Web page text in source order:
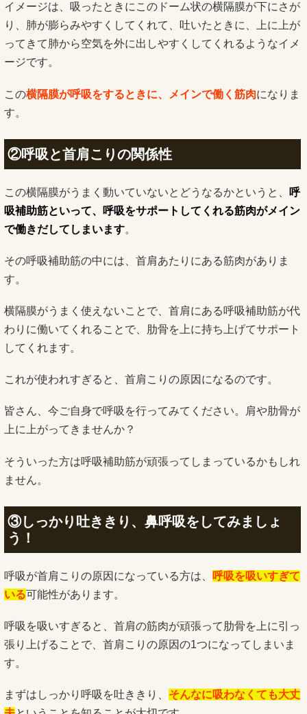
イメージは、吸ったときにこのドーム状の横隔膜が下にさが
り、肺が膨らみやすくしてくれて、吐いたときに、上に上が
ってきて肺から空気を外に出しやすくしてくれるようなイメ
ージです。
この横隔膜が呼吸をするときに、メインで働く筋肉になりま
す。
②呼吸と首肩こりの関係性
この横隔膜がうまく動いていないとどうなるかというと、
呼
吸補助筋といって、呼吸をサポートしてくれる筋肉がメイン
で働きだしてしまいます。
その呼吸補助筋の中には、首肩あたりにある筋肉がありま
す。
横隔膜がうまく使えないことで、首肩にある呼吸補助筋が代
わりに働いてくれることで、肋骨を上に持ち上げてサポート
してくれます。
これが使われすぎると、首肩こりの原因になるのです。
皆さん、今ご自身で呼吸を行ってみてください。肩や肋骨が
上に上がってきませんか？
そういった方は呼吸補助筋が頑張ってしまっているかもしれ
ません。
③しっかり吐ききり、鼻呼吸をしてみましょ
う！
呼吸が首肩こりの原因になっている方は、
呼吸を吸いすぎて
いる可能性があります。
呼吸を吸いすぎると、首肩の筋肉が頑張って肋骨を上に引っ
張り上げることで、首肩こりの原因の1つになってしまいま
す。
まずはしっかり呼吸を吐ききり、 そんなに吸わなくても大丈